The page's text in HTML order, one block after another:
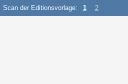
Scan der Editionsvorlage: 1 2